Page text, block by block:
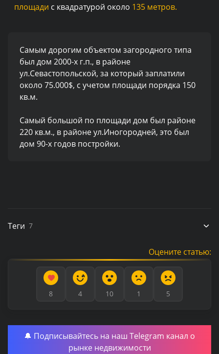
площади с квадратурой около 135 метров.
Самым дорогим объектом загородного типа
был дом 2000-х г.п., в районе
ул.Севастопольской, за который заплатили
около 75.000$, с учетом площади порядка 150
кв.м.
Самый большой по площади дом был районе
220 кв.м., в районе ул.Иногородней, это был
дом 90-х годов постройки.
Теги 7
Оцените статью:
8 4 10 1 5
🔔 Подписывайтесь на наш Telegram канал о
рынке недвижимости